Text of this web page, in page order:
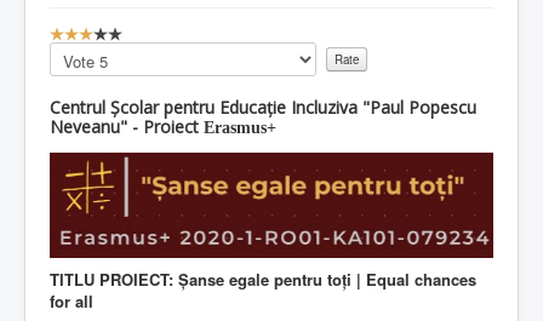
Galerie foto
Util
Anunturi
Contact
Lectii e-learning
Resurse-educationale
U
s
e
r
R
a
3
Please
Rate
Centrul Școlar pentru Educație Incluziva "Paul Popescu
Neveanu" - Proiect Erasmus+
TITLU PROIECT: Șanse egale pentru toți | Equal chances
for all